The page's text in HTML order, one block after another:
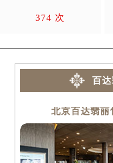
374 次
百
北京百达翡丽